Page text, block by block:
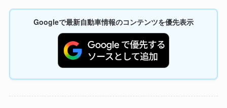
Googleで最新自動車情報のコンテンツを優先表示